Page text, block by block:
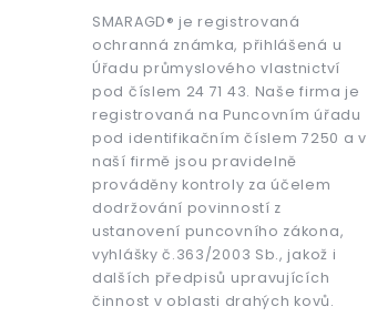
SMARAGD® je registrovaná
ochranná známka, přihlášená u
Úřadu průmyslového vlastnictví
pod číslem 24 71 43. Naše firma je
registrovaná na Puncovním úřadu
pod identifikačním číslem 7250 a v
naší firmě jsou pravidelně
prováděny kontroly za účelem
dodržování povinností z
ustanovení puncovního zákona,
vyhlášky č.363/2003 Sb., jakož i
dalších předpisů upravujících
činnost v oblasti drahých kovů.